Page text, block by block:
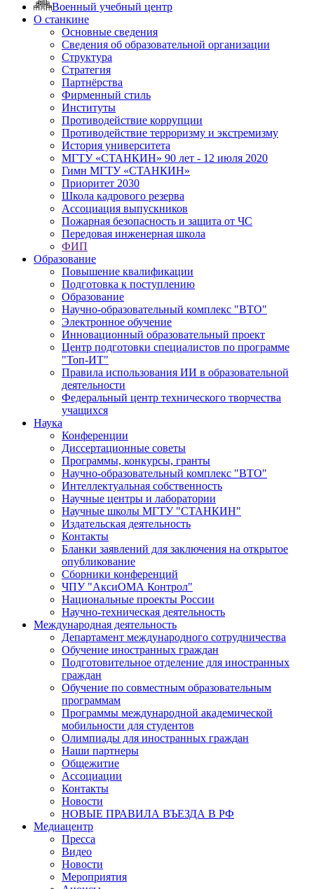
Военный учебный центр
О станкине
Основные сведения
Сведения об образовательной организации
Структура
Стратегия
Партнёрства
Фирменный стиль
Институты
Противодействие коррупции
Противодействие терроризму и экстремизму
История университета
МГТУ «СТАНКИН» 90 лет - 12 июля 2020
Гимн МГТУ «СТАНКИН»
Приоритет 2030
Школа кадрового резерва
Ассоциация выпускников
Пожарная безопасность и защита от ЧС
Передовая инженерная школа
ФИП
Образование
Повышение квалификации
Подготовка к поступлению
Образование
Научно-образовательный комплекс "ВТО"
Электронное обучение
Инновационный образовательный проект
Центр подготовки специалистов по программе
"Топ-ИТ"
Правила использования ИИ в образовательной
деятельности
Федеральный центр технического творчества
учащихся
Наука
Конференции
Диссертационные советы
Программы, конкурсы, гранты
Научно-образовательный комплекс "ВТО"
Интеллектуальная собственность
Научные центры и лаборатории
Научные школы МГТУ "СТАНКИН"
Издательская деятельность
Контакты
Бланки заявлений для заключения на открытое
опубликование
Сборники конференций
ЧПУ "АксиОМА Контрол"
Национальные проекты России
Научно-техническая деятельность
Международная деятельность
Департамент международного сотрудничества
Обучение иностранных граждан
Подготовительное отделение для иностранных
граждан
Обучение по совместным образовательным
программам
Программы международной академической
мобильности для студентов
Олимпиады для иностранных граждан
Наши партнеры
Общежитие
Ассоциации
Контакты
Новости
НОВЫЕ ПРАВИЛА ВЪЕЗДА В РФ
Медиацентр
Пресса
Видео
Новости
Мероприятия